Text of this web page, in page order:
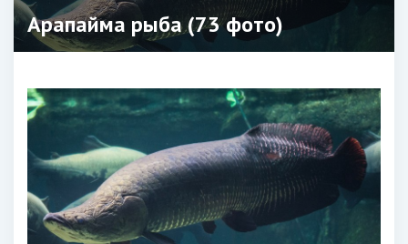
Арапайма рыба (73 фото)